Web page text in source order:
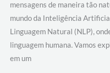
mensagens de maneira tão
mundo da Inteligência
Linguagem Natural (NLP),
linguagem humana. Vamos
em um